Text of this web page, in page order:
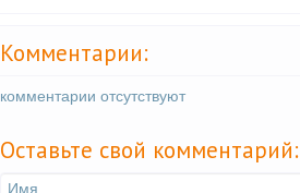
Комментарии:
комментарии отсутствуют
Оставьте свой комментарий: